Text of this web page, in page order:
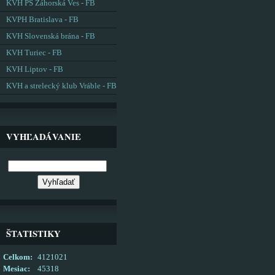
KVH PS Záhorská Ves - FB
KVPH Bratislava - FB
KVH Slovenská brána - FB
KVH Turiec - FB
KVH Liptov - FB
KVH a strelecký klub Vráble - FB
VYHĽADÁVANIE
ŠTATISTIKY
Celkom:
4121021
Mesiac:
45318